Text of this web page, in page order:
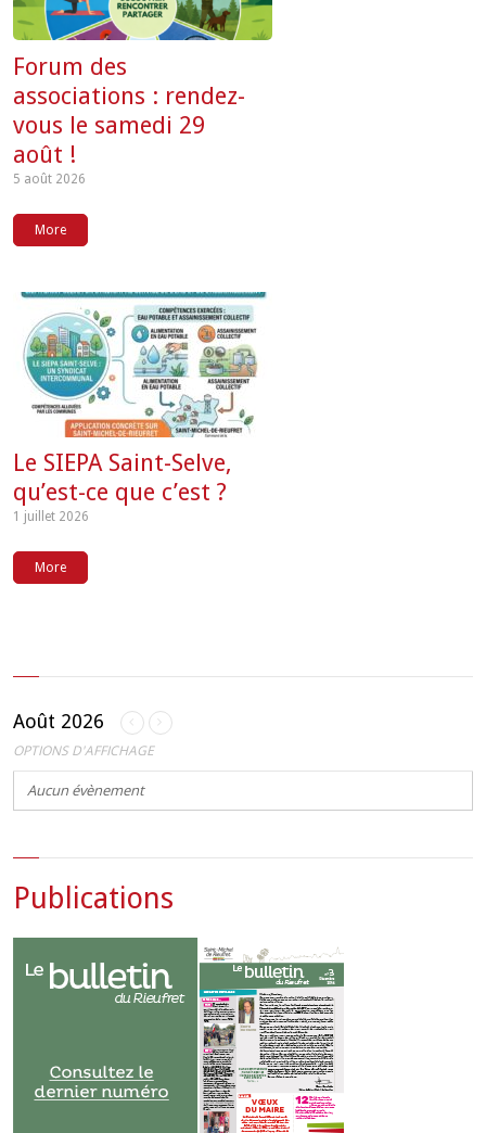
Forum des
associations : rendez-
vous le samedi 29
août !
5 août 2026
More
Le SIEPA Saint-Selve,
qu’est-ce que c’est ?
1 juillet 2026
More
Août 2026
OPTIONS D'AFFICHAGE
Aucun évènement
Publications